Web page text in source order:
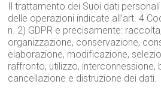
Il trattamento dei Suoi dati
delle operazioni indicate all’art. 4
n. 2) GDPR e precisamente:
organizzazione, conservazione,
elaborazione, modificazione,
raffronto, utilizzo,
cancellazione e distruzione dei dati.